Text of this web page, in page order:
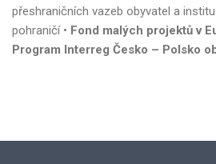
přeshraničních vazeb obyvatel a
pohraničí • Fond malých projektů v
Program Interreg Česko – Polsko